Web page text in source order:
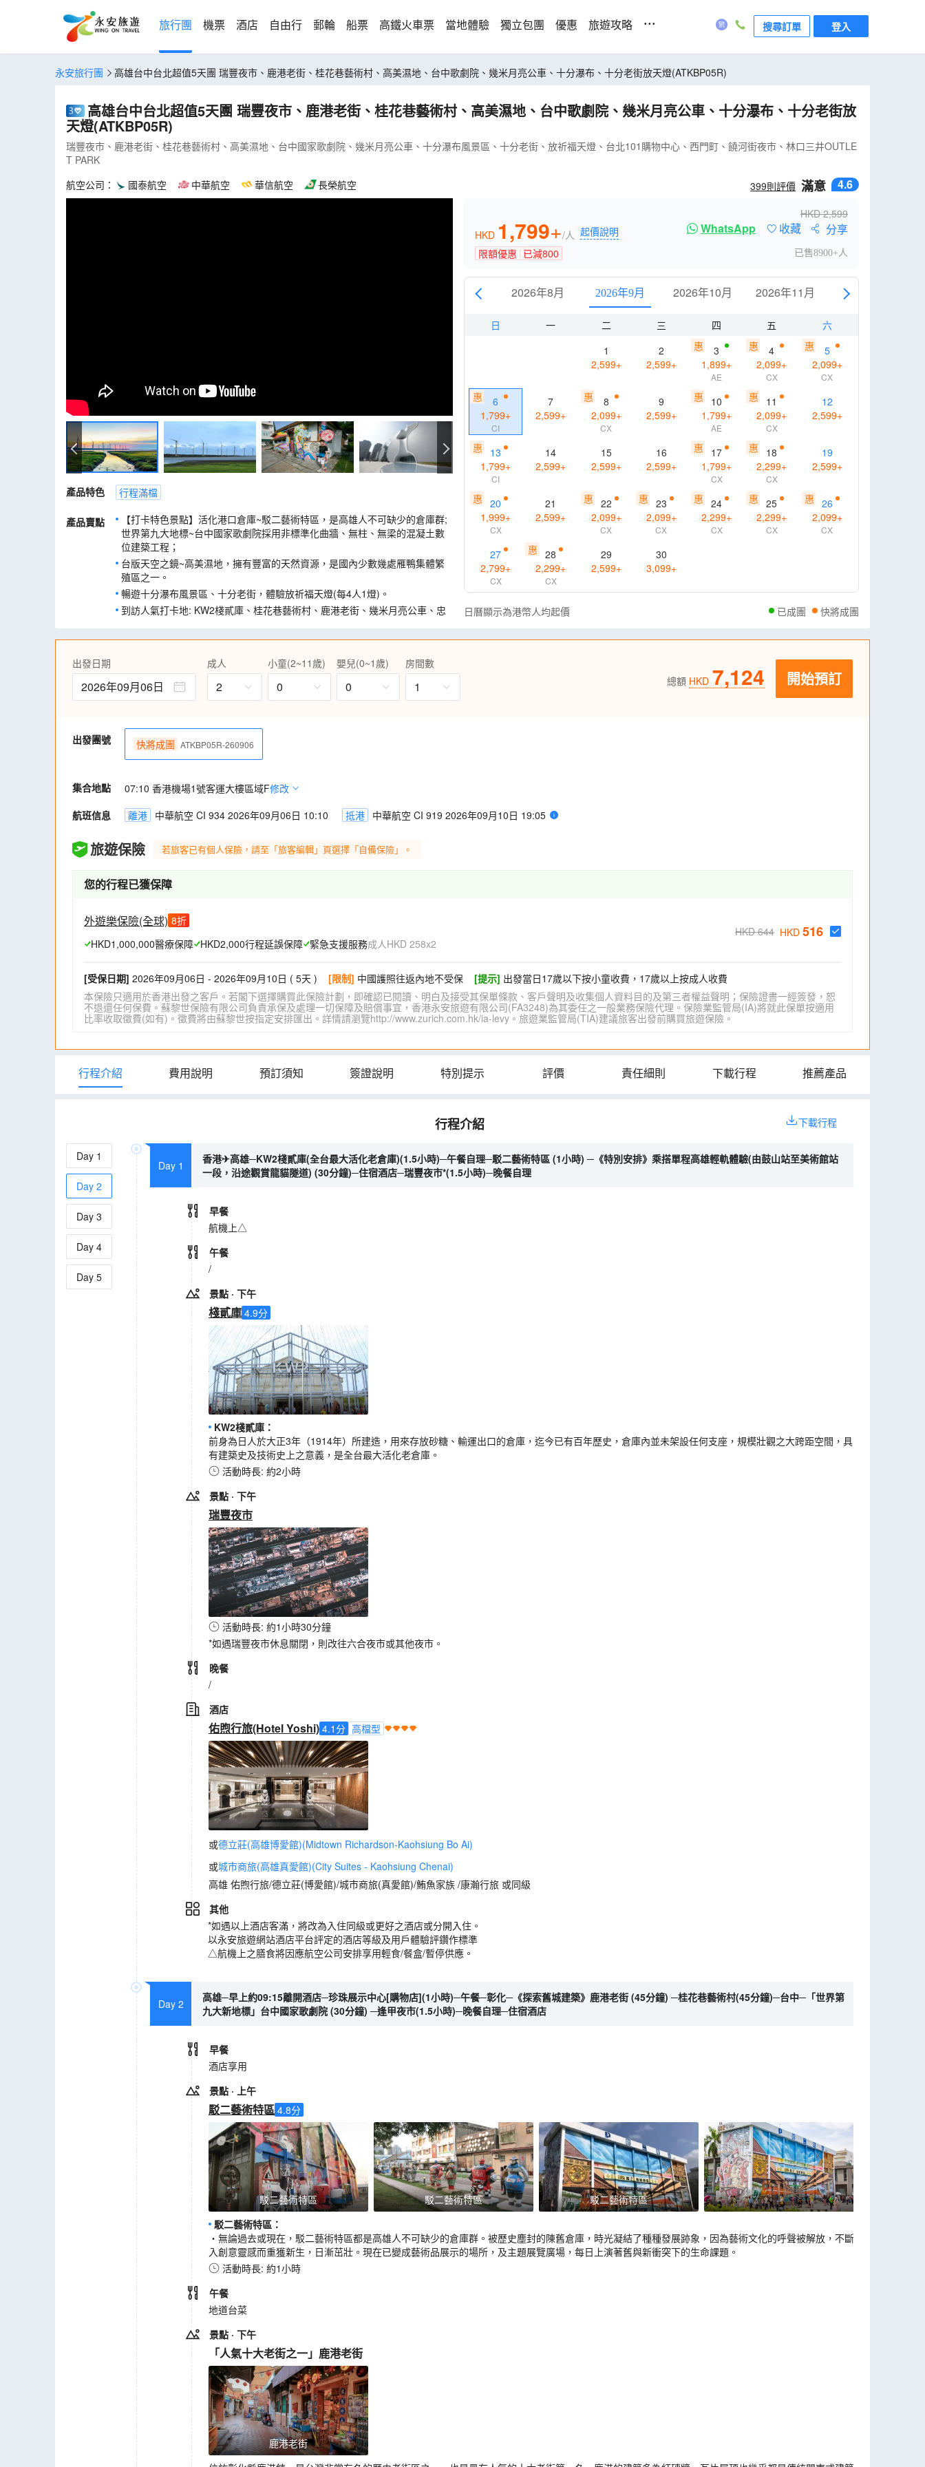
旅行團 機票 酒店 自由行 郵輪 船票 高鐵火車票 當地體驗 獨立包團 優惠 旅遊攻略 ... 搜尋訂單 登入
永安旅行團 高雄台中台北超值5天團 瑞豐夜市、鹿港老街、桂花巷藝術村、高美濕地、台中歌劇院、幾米月亮公車、十分瀑布、十分老街放天燈(ATKBP05R)
高雄台中台北超值5天團 瑞豐夜市、鹿港老街、桂花巷藝術村、高美濕地、台中歌劇院、幾米月亮公車、十分瀑布、十分老街放
天燈(ATKBP05R)
瑞豐夜市、鹿港老街、桂花巷藝術村、高美濕地、台中國家歌劇院、幾米月亮公車、十分瀑布風景區、十分老街、放祈福天燈、台北101購物中心、西門町、饒河街夜市、林口三井OUTLE
T PARK
航空公司：
國泰航空 中華航空 華信航空 長榮航空 399則評價 滿意 4.6
產品特色 行程滿檔
產品賣點
【打卡特色景點】活化港口倉庫~駁二藝術特區，是高雄人不可缺少的倉庫群;
世界第九大地標~台中國家歌劇院採用非標準化曲牆、無柱、無梁的混凝土數
位建築工程；
台版天空之鏡~高美濕地，擁有豐富的天然資源，是國內少數幾處雁鴨集體繁
殖區之一。
暢遊十分瀑布風景區、十分老街，體驗放祈福天燈(每4人1燈)。
到訪人氣打卡地: KW2棧貳庫、桂花巷藝術村、鹿港老街、幾米月亮公車、忠
【特別安排】乘搭單程高雄輕軌體驗(由鼓山站至美術館站一段，沿途觀賞龍
享用當地特色美食，包括地道台菜、台式料理、台式牛肉麵、蒙古烤肉放
題、更帶您前往多個人氣夜市~高雄瑞豐夜市、台中逢甲夜市等。
HKD2,599
HKD 1,799+/人 起價說明
限額優惠 已減800
WhatsApp 收藏 分享
已售8900+人
2026年8月 2026年9月 2026年10月 2026年11月 2026年12月
日 一 二 三 四 五
六
1
2,599+
2
2,599+
惠
3
1,899+
AE
惠
4
2,099+
CX
惠
5
2,099+
CX
惠
6
1,799+
CI
7
2,599+
惠
8
2,099+
CX
9
2,599+
惠
10
1,799+
AE
惠
11
2,099+
CX
12
2,599+
惠
13
1,799+
CI
14
2,599+
15
2,599+
16
2,599+
惠
17
1,799+
CX
惠
18
2,299+
CX
19
2,599+
惠
20
1,999+
CX
21
2,599+
惠 22
2,099+
CX
惠 23
2,099+
CX
惠
24
2,299+
CX
惠
25
2,299+
CX
惠 26
2,099+
CX
27
2,799+
CX
惠
28
2,299+
CX
29
2,599+
30
3,099+
日曆顯示為港幣人均起價 已成團 快將成團
出發日期
2026年09月06日
成人
2
小童(2~11歲)
0
嬰兒(0~1歲)
0
房間數
1 總額 HKD 7,124 開始預訂
出發團號 快將成團 ATKBP05R-260906
集合地點 07:10 香港機場1號客運大樓區域F修改
航班信息
離港 中華航空 CI 934 2026年09月06日 10:10 抵港 中華航空 CI 919 2026年09月10日 19:05
旅遊保險 若旅客已有個人保險，請至「旅客編輯」頁選擇「自備保險」。
您的行程已獲保障
外遊樂保險(全球) 8折
HKD1,000,000醫療保障 HKD2,000行程延誤保障 緊急支援服務成人HKD 258x2
HKD 644 HKD 516
[受保日期] 2026年09月06日 - 2026年09月10日 ( 5天 ) [限制] 中國護照往返內地不受保 [提示] 出發當日17歲以下按小童收費，17歲以上按成人收費
本保險只適用於香港出發之客戶。若閣下選擇購買此保險計劃，即確認已閱讀、明白及接受其保單條款、客戶聲明及收集個人資料目的及第三者權益聲明；保險證書一經簽發，恕
不退還任何保費。蘇黎世保險有限公司負責承保及處理一切保障及賠償事宜，香港永安旅遊有限公司(FA3248)為其委任之一般業務保險代理。保險業監管局(IA)將就此保單按適用
比率收取徵費(如有)。徵費將由蘇黎世按指定安排匯出。詳情請瀏覽http://www.zurich.com.hk/ia-levy。旅遊業監管局(TIA)建議旅客出發前購買旅遊保險。
行程介紹 費用說明 預訂須知 簽證說明 特別提示 評價 責任細則 下載行程 推薦產品
行程介紹 下載行程
Day 1
Day 2
Day 3
Day 4
Day 5
Day 1
香港✈高雄─KW2棧貳庫(全台最大活化老倉庫)(1.5小時)─午餐自理─駁二藝術特區 (1小時) ─《特別安排》乘搭單程高雄輕軌體驗(由鼓山站至美術館站
一段，沿途觀賞龍貓隧道) (30分鐘)─住宿酒店─瑞豐夜市*(1.5小時)─晚餐自理
早餐
航機上△
午餐
/
景點 · 下午
棧貳庫 4.9分
KW2棧貳庫 ：
前身為日人於大正3年（1914年）所建造，用來存放砂糖、輸運出口的倉庫，迄今已有百年歷史，倉庫內並未架設任何支座，規模壯觀之大跨距空間，具
有建築史及技術史上之意義，是全台最大活化老倉庫。
活動時長: 約2小時
景點 · 下午
瑞豐夜市
活動時長: 約1小時30分鐘
*如遇瑞豐夜市休息關閉，則改往六合夜市或其他夜市。
晚餐
/
酒店
佑煦行旅(Hotel Yoshi) 4.1分 高檔型
或德立莊(高雄博愛館)(Midtown Richardson-Kaohsiung Bo Ai)
或城市商旅(高雄真愛館)(City Suites - Kaohsiung Chenai)
高雄 佑煦行旅/德立莊(博愛館)/城市商旅(真愛館)/鮪魚家族 /康瀚行旅 或同級
其他
*如遇以上酒店客滿，將改為入住同級或更好之酒店或分開入住。
以永安旅遊網站酒店平台評定的酒店等級及用戶體驗評鑽作標準
△航機上之膳食將因應航空公司安排享用輕食/餐盒/暫停供應。
Day 2
高雄─早上約09:15離開酒店─珍珠展示中心[購物店](1小時)─午餐─彰化─《探索舊城建築》鹿港老街 (45分鐘) ─桂花巷藝術村(45分鐘)─台中─「世界第
九大新地標」台中國家歌劇院 (30分鐘) ─逢甲夜市(1.5小時)─晚餐自理─住宿酒店
早餐
酒店享用
景點 · 上午
駁二藝術特區 4.8分
駁二藝術特區 駁二藝術特區
駁二藝術特區
駁二藝術特區 ：
‧無論過去或現在，駁二藝術特區都是高雄人不可缺少的倉庫群。被歷史塵封的陳舊倉庫，時光凝結了種種發展跡象，因為藝術文化的呼聲被解放，不斷注
入創意靈感而重獲新生，日漸茁壯。現在已變成藝術品展示的場所，及主題展覽廣場，每日上演著舊與新衝突下的生命課題。
活動時長: 約1小時
午餐
地道台菜
景點 · 下午
「人氣十大老街之一」鹿港老街
鹿港老街